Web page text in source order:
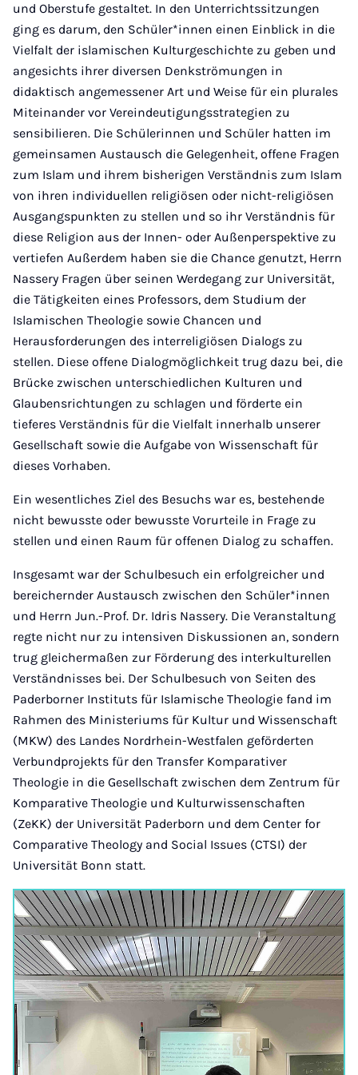
und Oberstufe gestaltet. In den Unterrichtssitzungen
ging es darum, den Schüler*innen einen Einblick in die
Vielfalt der islamischen Kulturgeschichte zu geben und
angesichts ihrer diversen Denkströmungen in
didaktisch angemessener Art und Weise für ein plurales
Miteinander vor Vereindeutigungsstrategien zu
sensibilieren. Die Schülerinnen und Schüler hatten im
gemeinsamen Austausch die Gelegenheit, offene Fragen
zum Islam und ihrem bisherigen Verständnis zum Islam
von ihren individuellen religiösen oder nicht-religiösen
Ausgangspunkten zu stellen und so ihr Verständnis für
diese Religion aus der Innen- oder Außenperspektive zu
vertiefen Außerdem haben sie die Chance genutzt, Herrn
Nassery Fragen über seinen Werdegang zur Universität,
die Tätigkeiten eines Professors, dem Studium der
Islamischen Theologie sowie Chancen und
Herausforderungen des interreligiösen Dialogs zu
stellen. Diese offene Dialogmöglichkeit trug dazu bei, die
Brücke zwischen unterschiedlichen Kulturen und
Glaubensrichtungen zu schlagen und förderte ein
tieferes Verständnis für die Vielfalt innerhalb unserer
Gesellschaft sowie die Aufgabe von Wissenschaft für
dieses Vorhaben.
Ein wesentliches Ziel des Besuchs war es, bestehende
nicht bewusste oder bewusste Vorurteile in Frage zu
stellen und einen Raum für offenen Dialog zu schaffen.
Insgesamt war der Schulbesuch ein erfolgreicher und
bereichernder Austausch zwischen den Schüler*innen
und Herrn Jun.-Prof. Dr. Idris Nassery. Die Veranstaltung
regte nicht nur zu intensiven Diskussionen an, sondern
trug gleichermaßen zur Förderung des interkulturellen
Verständnisses bei. Der Schulbesuch von Seiten des
Paderborner Instituts für Islamische Theologie fand im
Rahmen des Ministeriums für Kultur und Wissenschaft
(MKW) des Landes Nordrhein-Westfalen geförderten
Verbundprojekts für den Transfer Komparativer
Theologie in die Gesellschaft zwischen dem Zentrum für
Komparative Theologie und Kulturwissenschaften
(ZeKK) der Universität Paderborn und dem Center for
Comparative Theology and Social Issues (CTSI) der
Universität Bonn statt.